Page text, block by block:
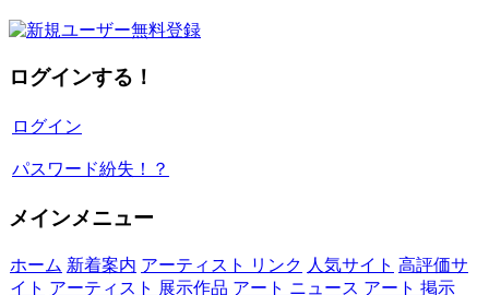
ログインする！
ログイン
パスワード紛失！？
メインメニュー
ホーム 新着案内 アーティスト リンク 人気サイト 高評価サ
イト アーティスト 展示作品 アート ニュース アート 掲示